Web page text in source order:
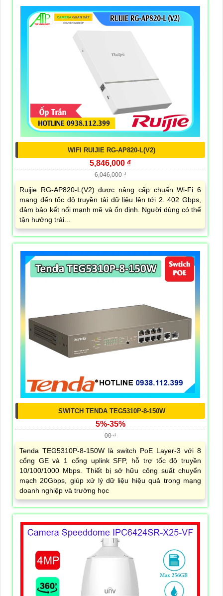
WIFI RUIJIE RG-AP820-L(V2)
5,846,000 ₫
6,046,000 ₫
Ruijie RG-AP820-L(V2) được nâng cấp chuẩn Wi-Fi 6
mang đến tốc độ truyền tải dữ liệu lên tới 2. 402 Gbps,
đảm bảo kết nối mạnh mẽ và ổn định. Người dùng có thể
tận hưởng trải...
SWITCH TENDA TEG5310P-8-150W
5%-35%
00 ₫
Tenda TEG5310P-8-150W là switch PoE Layer-3 với 8
cổng GE và 1 cổng uplink SFP, hỗ trợ tốc độ truyền
10/100/1000 Mbps. Thiết bị sở hữu công suất chuyển
mạch 20Gbps, giúp xử lý dữ liệu hiệu quả trong mạng
doanh nghiệp và trường học